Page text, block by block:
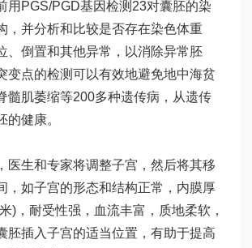
用PGS/PGD基因检测23对囊胚的染
，并分析和比较是否存在染色体重
、倒置和其他异常，以消除异常胚
变点的检测可以有效地避免地中海贫
髓肌萎缩等200多种遗传病，从遗传
的健康。
医生和专家将调整子宫，然后将其移
，如子宫的形态和结构正常，内膜厚
)，耐受性强，血流丰富，质地柔软，
胚插入子宫的适当位置，有助于提高